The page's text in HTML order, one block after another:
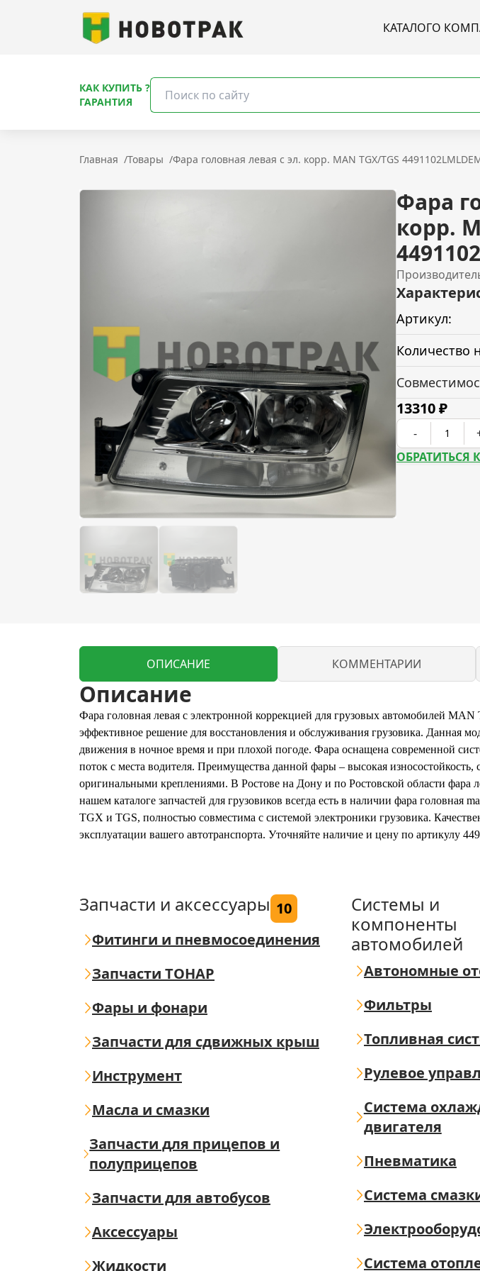
КАТАЛОГО
КАК КУПИТЬ ?
ГАРАНТИЯ
Главная /Товары /Фара головная левая с эл. корр. MAN TGX/TGS
Фара
корр.
Артикул:
Количество
13310₽
-
ОБРАТИТЬСЯ
ОПИСАНИЕ КОММЕНТАРИИ
Описание
Фара головная левая с электронной коррекцией для грузовых автомобилей
эффективное решение для восстановления и обслуживания грузовика. Данная
движения в ночное время и при плохой погоде. Фара оснащена современной
поток с места водителя. Преимущества данной фары – высокая износостойкость,
оригинальными креплениями. В Ростове на Дону и по Ростовской области фара
нашем каталоге запчастей для грузовиков всегда есть в наличии фара
TGX и TGS, полностью совместима с системой электроники грузовика.
эксплуатации вашего автотранспорта. Уточняйте наличие и цену по артикулу
Запчасти и аксессуары 10
Фитинги и пневмосоединения
Запчасти ТОНАР
Фары и фонари
Запчасти для сдвижных крыш
Инструмент
Масла и смазки
Запчасти для прицепов и
полуприцепов
Запчасти для автобусов
Аксессуары
Жидкости
Системы и
компоненты
автомобилей
Автономные
Фильтры
Топливная
Рулевое
Система
двигателя
Пневматика
Система
Система